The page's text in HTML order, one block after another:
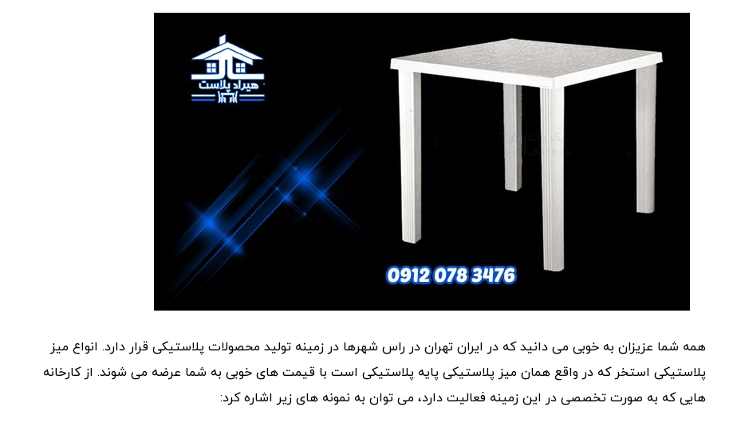
همه شما عزیزان به خوبی می دانید که در ایران تهران در راس شهرها در زمینه تولید محصولات پلاستیکی قرار دارد. انواع میز
پلاستیکی استخر که در واقع همان میز پلاستیکی پایه پلاستیکی است با قیمت های خوبی به شما عرضه می شوند. از کارخانه
هایی که به صورت تخصصی در این زمینه فعالیت دارد، می توان به نمونه های زیر اشاره کرد: